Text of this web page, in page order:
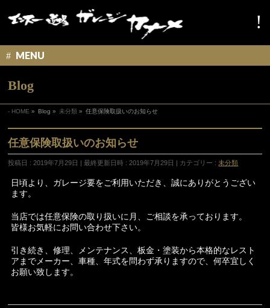
MENU
Blog
HOME » Blog » 未分類 » 任意保険取扱いのお知らせ
任意保険取扱いのお知らせ
投稿日 : 2019年7月29日 最終更新日時 : 2019年7月29日 カテゴリー :未分類
日頃より、ガレージ要をご利用いただき、誠にありがとうござい
ます。
当店では任意保険の取り扱いに月、ご相談を承っております。
皆様お気軽にお問い合わせ下さい。
引き続き、修理、メンテナンス、板金・塗装から本格的なレスト
アまでメーカー、車種、年式を問わず承りますので、何卒宜しく
お願い致します。